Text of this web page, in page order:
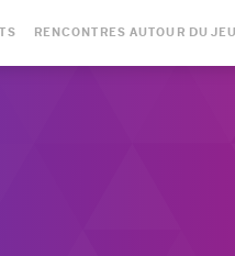
RENCONTRES AUTOUR DU JEU